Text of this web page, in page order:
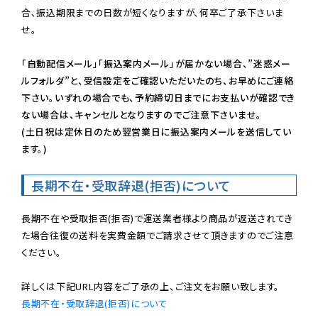
合、振込期限までの日数が短くなりますが、何卒ご了承下さいま
せ。
「自動配信メール」「振込案内メール」が届かない場合、”迷惑メー
ルフォルダ”と、受信設定をご確認いただいたのち、お早めにご連絡
下さい。いずれの場合でも、予約締切日までにお支払いが確認でき
ない場合は、キャンセルとなりますのでご注意下さいませ。
(土日祝は定休日のため翌営業日に振込案内メールを送信してい
ます。)
長期不在・受取辞退(拒否)について
長期不在や受取拒否(拒否)で運送業者様より商品が返送されてき
た場合往復の送料を実費金額でご請求させて頂きますのでご注意
ください。
長期不在・受取辞退(拒否)について